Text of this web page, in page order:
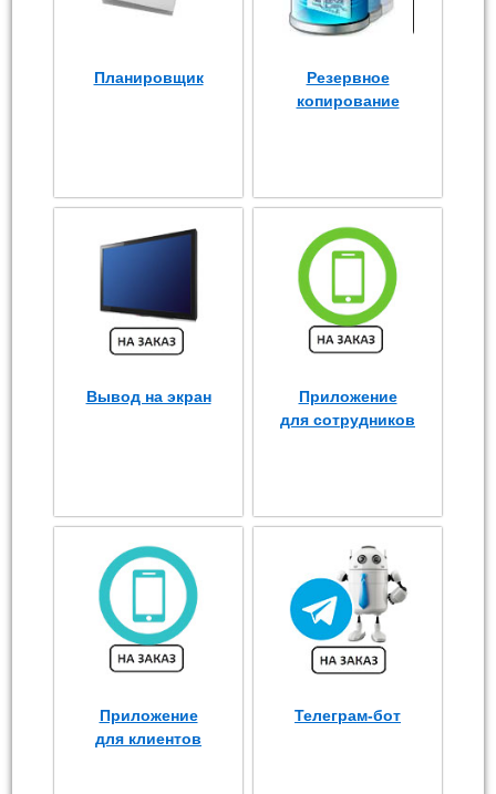
Планировщик
Резервное
копирование
Вывод на экран
Приложение
для сотрудников
Приложение
для клиентов
Телеграм-бот